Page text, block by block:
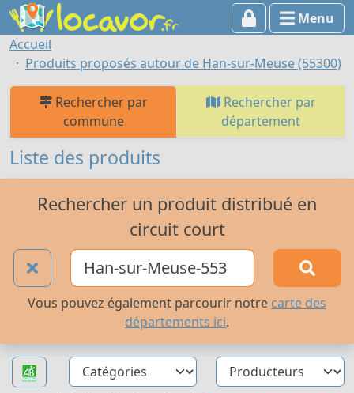
Menu
Accueil
Produits proposés autour de Han-sur-Meuse (55300)
Rechercher par
commune
Rechercher par
département
Liste des produits
Rechercher un produit distribué en
circuit court
Vous pouvez également parcourir notre carte des
départements ici.